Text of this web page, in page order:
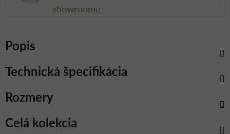
showroome
Popis
Celá kolekcia
Rozmery
Technická špecifikácia